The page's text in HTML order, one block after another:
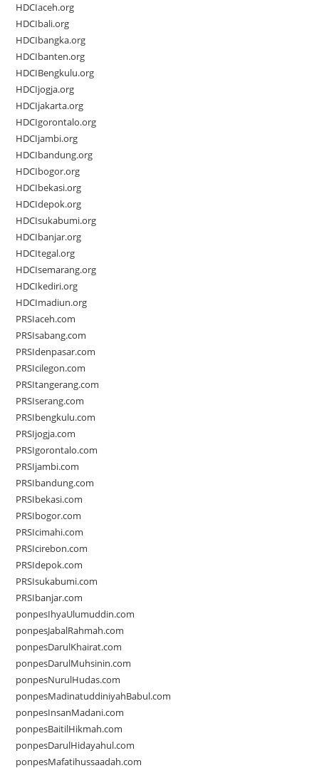
HDCIaceh.org
HDCIbali.org
HDCIbangka.org
HDCIbanten.org
HDCIBengkulu.org
HDCIjogja.org
HDCIjakarta.org
HDCIgorontalo.org
HDCIjambi.org
HDCIbandung.org
HDCIbogor.org
HDCIbekasi.org
HDCIdepok.org
HDCIsukabumi.org
HDCIbanjar.org
HDCItegal.org
HDCIsemarang.org
HDCIkediri.org
HDCImadiun.org
PRSIaceh.com
PRSIsabang.com
PRSIdenpasar.com
PRSIcilegon.com
PRSItangerang.com
PRSIserang.com
PRSIbengkulu.com
PRSIjogja.com
PRSIgorontalo.com
PRSIjambi.com
PRSIbandung.com
PRSIbekasi.com
PRSIbogor.com
PRSIcimahi.com
PRSIcirebon.com
PRSIdepok.com
PRSIsukabumi.com
PRSIbanjar.com
ponpesIhyaUlumuddin.com
ponpesJabalRahmah.com
ponpesDarulKhairat.com
ponpesDarulMuhsinin.com
ponpesNurulHudas.com
ponpesMadinatuddiniyahBabul.com
ponpesInsanMadani.com
ponpesBaitilHikmah.com
ponpesDarulHidayahul.com
ponpesMafatihussaadah.com